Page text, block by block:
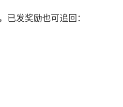
已发奖励也可追回：